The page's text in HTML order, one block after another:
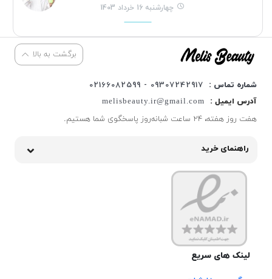
چهارشنبه 16 خرداد 1403
برگشت به بالا
شماره تماس :
09307242917 - 02166082599
آدرس ایمیل :
melisbeauty.ir@gmail.com
هفت روز هفته، ۲۴ ساعت شبانه‌روز پاسخگوی شما هستیم.
راهنمای خرید
لینک های سریع